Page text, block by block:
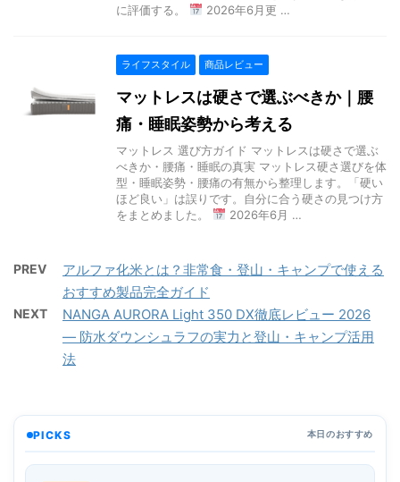
に評価する。
2026年6月更 …
ライフスタイル 商品レビュー
マットレスは硬さで選ぶべきか｜腰
痛・睡眠姿勢から考える
マットレス 選び方ガイド マットレスは硬さで選ぶ
べきか・腰痛・睡眠の真実 マットレス硬さ選びを体
型・睡眠姿勢・腰痛の有無から整理します。「硬い
ほど良い」は誤りです。自分に合う硬さの見つけ方
をまとめました。
2026年6月 …
PREV
アルファ化米とは？非常食・登山・キャンプで使える
おすすめ製品完全ガイド
NEXT
NANGA AURORA Light 350 DX徹底レビュー 2026
— 防水ダウンシュラフの実力と登山・キャンプ活用
法
PICKS 本日のおすすめ